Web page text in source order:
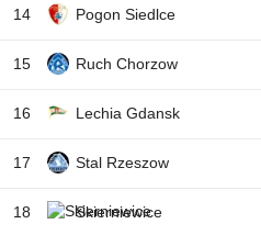
14 Pogon Siedlce
15 Ruch Chorzow
16 Lechia Gdansk
17 Stal Rzeszow
18 Skierniewice